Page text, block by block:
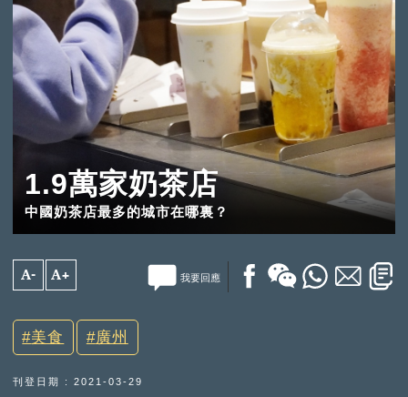
1.9萬家奶茶店
中國奶茶店最多的城市在哪裏？
A- A+ 我要回應
美食 廣州
刊登日期 : 2021-03-29